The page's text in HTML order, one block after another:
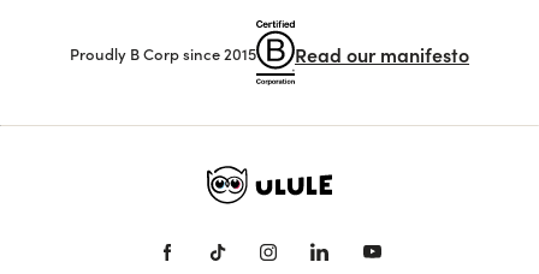
Proudly B Corp since 2015 Read our manifesto